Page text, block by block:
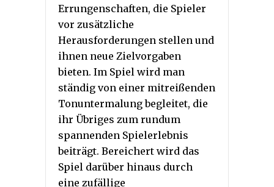
Errungenschaften, die Spieler
vor zusätzliche
Herausforderungen stellen und
ihnen neue Zielvorgaben
bieten. Im Spiel wird man
ständig von einer mitreißenden
Tonuntermalung begleitet, die
ihr Übriges zum rundum
spannenden Spielerlebnis
beiträgt. Bereichert wird das
Spiel darüber hinaus durch
eine zufällige